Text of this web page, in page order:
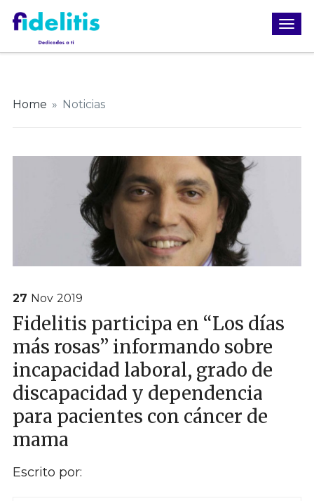
Home » Noticias
27 Nov 2019
Fidelitis participa en “Los días
más rosas” informando sobre
incapacidad laboral, grado de
discapacidad y dependencia
para pacientes con cáncer de
mama
Escrito por: